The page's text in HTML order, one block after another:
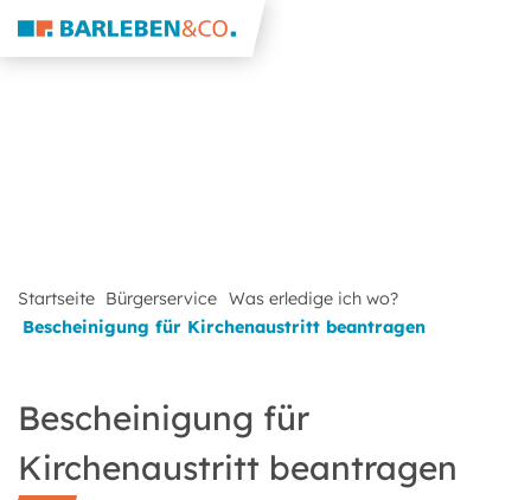
Startseite Bürgerservice Was erledige ich wo?
Bescheinigung für Kirchenaustritt beantragen
Bescheinigung für
Kirchenaustritt beantragen